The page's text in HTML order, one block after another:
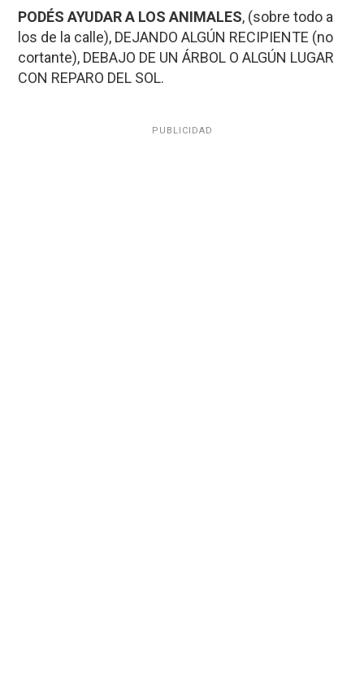
PODÉS AYUDAR A LOS ANIMALES, (sobre todo a
los de la calle), DEJANDO ALGÚN RECIPIENTE (no
cortante), DEBAJO DE UN ÁRBOL O ALGÚN LUGAR
CON REPARO DEL SOL.
PUBLICIDAD